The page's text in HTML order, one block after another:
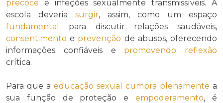
precoce e infeções sexualmente transmissíveis. A
escola deveria surgir, assim, como um espaço
fundamental
para discutir relações saudáveis,
consentimento e prevenção de abusos, oferecendo
informações confiáveis e promovendo
reflexão
crítica.
Para que a educação sexual cumpra plenamente a
sua função de proteção eempoderamento, é